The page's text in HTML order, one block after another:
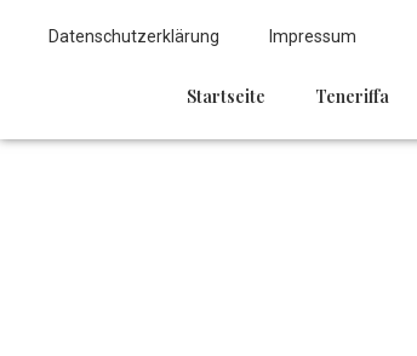
Datenschutzerklärung Impressum
Startseite Teneriffa